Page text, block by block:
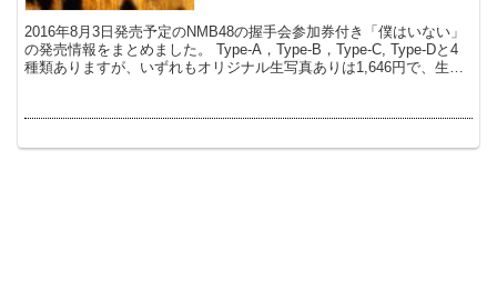
2016年8月3日発売予定のNMB48の握手会参加券付き「僕はいない」
の発売情報をまとめました。 Type-A，Type-B，Type-C, Type-Dと4
種類ありますが、いずれもオリジナル生写真ありは1,646円で、生写